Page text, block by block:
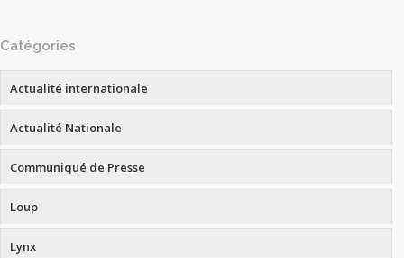
Catégories
Actualité internationale
Actualité Nationale
Communiqué de Presse
Loup
Lynx